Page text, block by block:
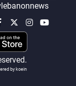
by koein